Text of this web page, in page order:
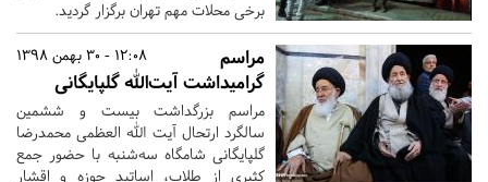
برخی محلات مهم تهران برگزار گردید.
12:08 - 30 بهمن 1398
مراسم
گرامیداشت آیت‌الله گلپایگانی
مراسم بزرگداشت بیست و ششمین
سالگرد ارتحال آیت الله العظمی محمدرضا
گلپایگانی شامگاه سه‌شنبه با حضور جمع
کثیری از طلاب، اساتید حوزه و اقشار